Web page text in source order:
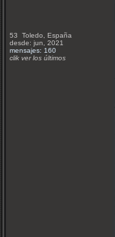
53 Toledo, España
desde: jun, 2021
mensajes: 160
clik ver los últimos